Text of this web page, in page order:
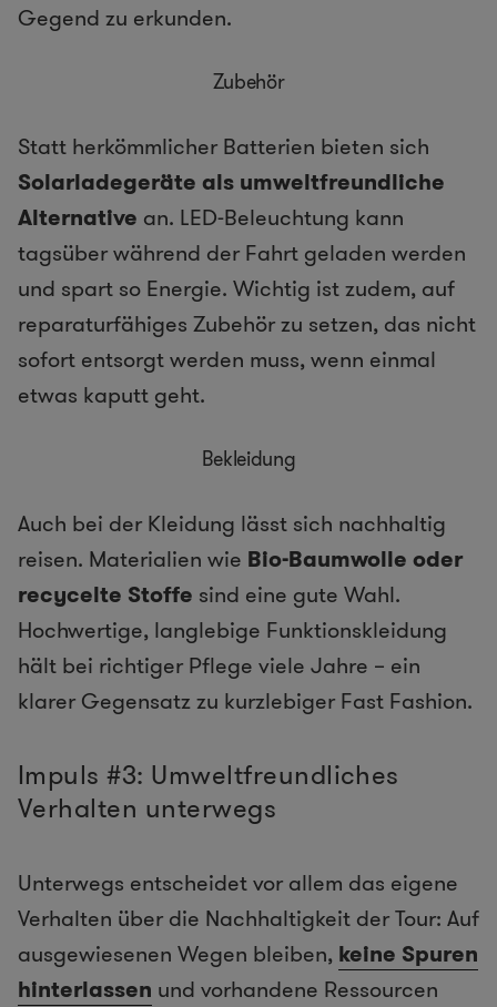
Gegend zu erkunden.
Zubehör
Statt herkömmlicher Batterien bieten sich
Solarladegeräte als umweltfreundliche
Alternative an. LED-Beleuchtung kann
tagsüber während der Fahrt geladen werden
und spart so Energie. Wichtig ist zudem, auf
reparaturfähiges Zubehör zu setzen, das nicht
sofort entsorgt werden muss, wenn einmal
etwas kaputt geht.
Bekleidung
Auch bei der Kleidung lässt sich nachhaltig
reisen. Materialien wie Bio-Baumwolle oder
recycelte Stoffe sind eine gute Wahl.
Hochwertige, langlebige Funktionskleidung
hält bei richtiger Pflege viele Jahre – ein
klarer Gegensatz zu kurzlebiger Fast Fashion.
Impuls #3: Umweltfreundliches
Verhalten unterwegs
Unterwegs entscheidet vor allem das eigene
Verhalten über die Nachhaltigkeit der Tour: Auf
ausgewiesenen Wegen bleiben, keine Spuren
hinterlassen und vorhandene Ressourcen